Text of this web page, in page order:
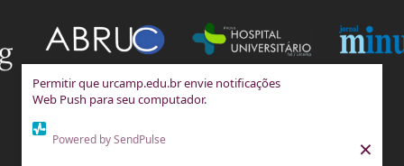
Permitir que urcamp.edu.br envie notificações
Web Push para seu computador.
Powered by SendPulse ×